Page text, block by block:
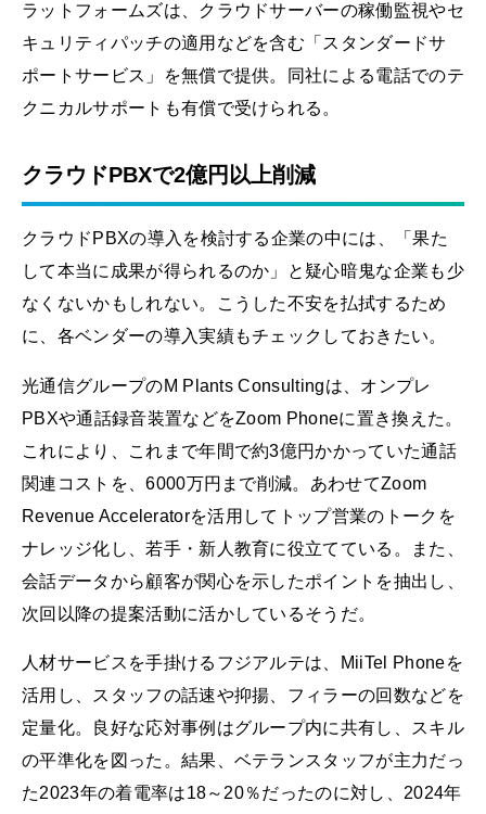
ラットフォームズは、クラウドサーバーの稼働監視やセ
キュリティパッチの適用などを含む「スタンダードサ
ポートサービス」を無償で提供。同社による電話でのテ
クニカルサポートも有償で受けられる。
クラウドPBXで2億円以上削減
クラウドPBXの導入を検討する企業の中には、「果た
して本当に成果が得られるのか」と疑心暗鬼な企業も少
なくないかもしれない。こうした不安を払拭するため
に、各ベンダーの導入実績もチェックしておきたい。
光通信グループのM Plants Consultingは、オンプレ
PBXや通話録音装置などをZoom Phoneに置き換えた。
これにより、これまで年間で約3億円かかっていた通話
関連コストを、6000万円まで削減。あわせてZoom
Revenue Acceleratorを活用してトップ営業のトークを
ナレッジ化し、若手・新人教育に役立てている。また、
会話データから顧客が関心を示したポイントを抽出し、
次回以降の提案活動に活かしているそうだ。
人材サービスを手掛けるフジアルテは、MiiTel Phoneを
活用し、スタッフの話速や抑揚、フィラーの回数などを
定量化。良好な応対事例はグループ内に共有し、スキル
の平準化を図った。結果、ベテランスタッフが主力だっ
た2023年の着電率は18～20％だったのに対し、2024年